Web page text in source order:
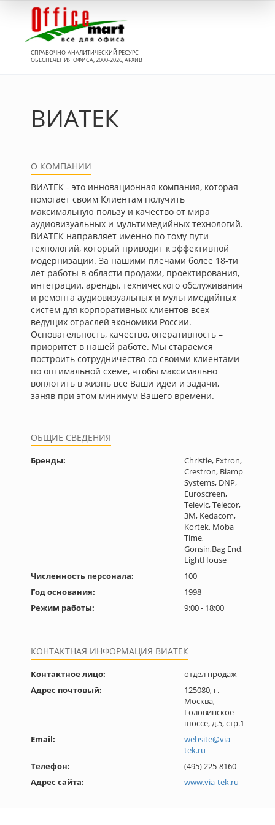
СПРАВОЧНО-АНАЛИТИЧЕСКИЙ РЕСУРС
ОБЕСПЕЧЕНИЯ ОФИСА, 2000-2026, АРХИВ
ВИАТЕК
О КОМПАНИИ
ВИАТEК - это инновационная компания, которая
помогает своим Клиентам получить
максимальную пользу и качество от мира
аудиовизуальных и мультимедийных технологий.
ВИАТEК направляет именно по тому пути
технологий, который приводит к эффективной
модернизации. За нашими плечами более 18-ти
лет работы в области продажи, проектирования,
интеграции, аренды, технического обслуживания
и ремонта аудиовизуальных и мультимедийных
систем для корпоративных клиентов всех
ведущих отраслей экономики России.
Основательность, качество, оперативность –
приоритет в нашей работе. Мы стараемся
построить сотрудничество со своими клиентами
по оптимальной схеме, чтобы максимально
воплотить в жизнь все Ваши идеи и задачи,
заняв при этом минимум Вашего времени.
ОБЩИЕ СВЕДЕНИЯ
Бренды:
Christie, Extron,
Crestron, Biamp
Systems, DNP,
Euroscreen,
Televic, Telecor,
3М, Kedacom,
Kortek, Moba
Time,
Gonsin,Bag End,
LightHouse
Численность персонала:
100
Год основания:
1998
Режим работы:
9:00 - 18:00
КОНТАКТНАЯ ИНФОРМАЦИЯ ВИАТЕК
Контактное лицо:
отдел продаж
Адрес почтовый:
125080, г.
Москва,
Головинское
шоссе, д.5, стр.1
Email:
website@via-
tek.ru
Телефон:
(495) 225-8160
Адрес сайта:
www.via-tek.ru